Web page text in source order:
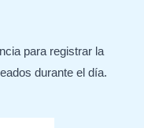
para registrar la
durante el día.